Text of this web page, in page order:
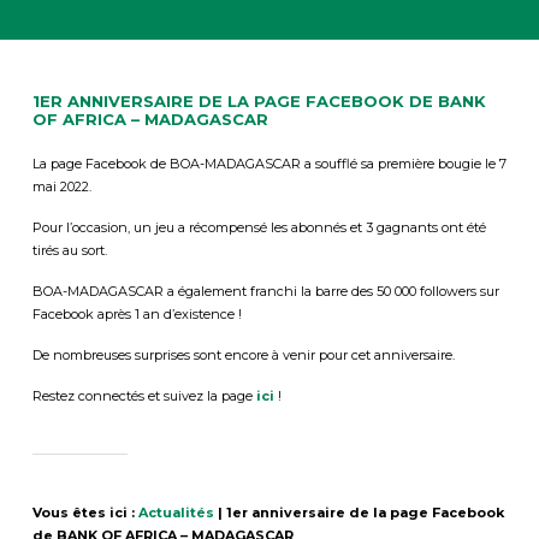
1ER ANNIVERSAIRE DE LA PAGE FACEBOOK DE BANK
OF AFRICA – MADAGASCAR
La page Facebook de BOA-MADAGASCAR a soufflé sa première bougie le 7
mai 2022.
Pour l’occasion, un jeu a récompensé les abonnés et 3 gagnants ont été
tirés au sort.
BOA-MADAGASCAR a également franchi la barre des 50 000 followers sur
Facebook après 1 an d’existence !
De nombreuses surprises sont encore à venir pour cet anniversaire.
Restez connectés et suivez la page ici !
Vous êtes ici : Actualités | 1er anniversaire de la page Facebook
de BANK OF AFRICA – MADAGASCAR